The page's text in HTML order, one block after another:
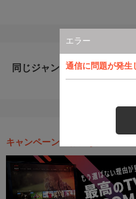
エラー
通信に問題が発生
同じジャンルのおすすめ番組
キャンペーン・お得な情報